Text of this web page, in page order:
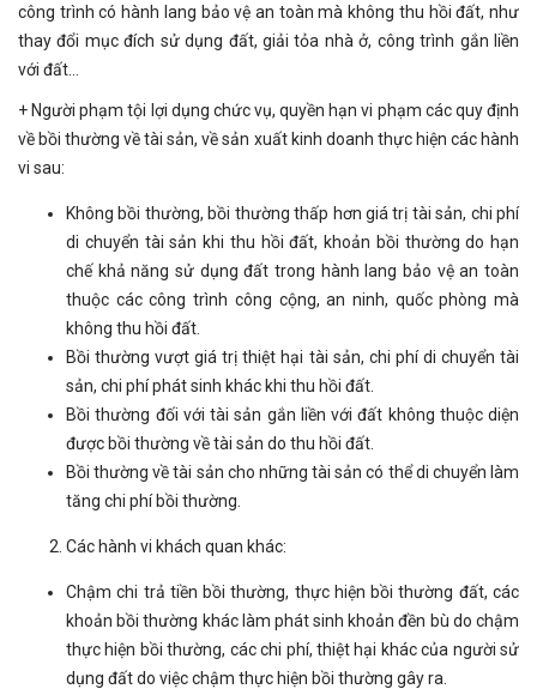
công trình có hành lang bảo vệ an toàn mà không thu hồi đất, như
thay đổi mục đích sử dụng đất, giải tỏa nhà ở, công trình gắn liền
với đất…
+ Người phạm tội lợi dụng chức vụ, quyền hạn vi phạm các quy định
về bồi thường về tài sản, về sản xuất kinh doanh thực hiện các hành
vi sau:
Không bồi thường, bồi thường thấp hơn giá trị tài sản, chi phí
di chuyển tài sản khi thu hồi đất, khoản bồi thường do hạn
chế khả năng sử dụng đất trong hành lang bảo vệ an toàn
thuộc các công trình công cộng, an ninh, quốc phòng mà
không thu hồi đất.
Bồi thường vượt giá trị thiệt hại tài sản, chi phí di chuyển tài
sản, chi phí phát sinh khác khi thu hồi đất.
Bồi thường đối với tài sản gắn liền với đất không thuộc diện
được bồi thường về tài sản do thu hồi đất.
Bồi thường về tài sản cho những tài sản có thể di chuyển làm
tăng chi phí bồi thường.
Các hành vi khách quan khác:
Chậm chi trả tiền bồi thường, thực hiện bồi thường đất, các
khoản bồi thường khác làm phát sinh khoản đền bù do chậm
thực hiện bồi thường, các chi phí, thiệt hại khác của người sử
dụng đất do việc chậm thực hiện bồi thường gây ra.